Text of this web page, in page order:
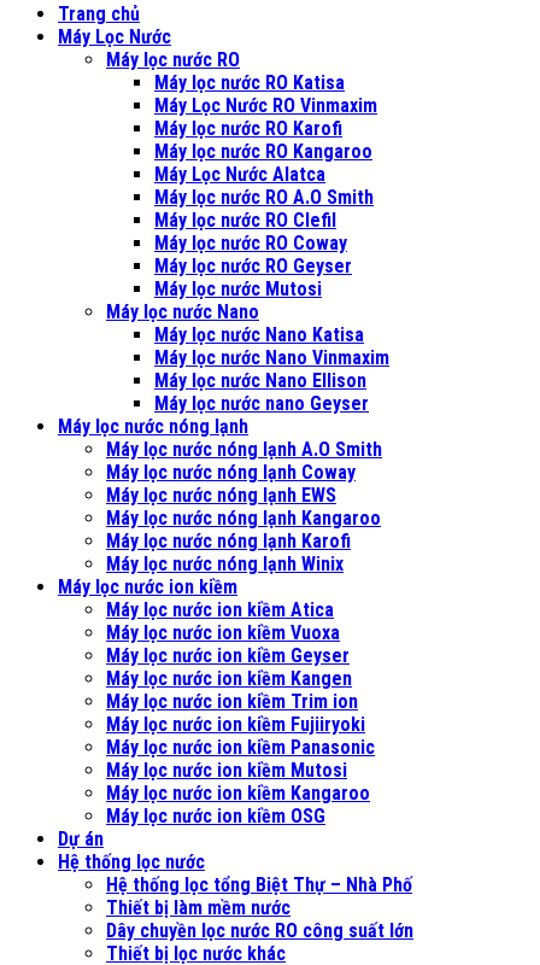
Trang chủ
Máy Lọc Nước
Máy lọc nước RO
Máy lọc nước RO Katisa
Máy Lọc Nước RO Vinmaxim
Máy lọc nước RO Karofi
Máy lọc nước RO Kangaroo
Máy Lọc Nước Alatca
Máy lọc nước RO A.O Smith
Máy lọc nước RO Clefil
Máy lọc nước RO Coway
Máy lọc nước RO Geyser
Máy lọc nước Mutosi
Máy lọc nước Nano
Máy lọc nước Nano Katisa
Máy lọc nước Nano Vinmaxim
Máy lọc nước Nano Ellison
Máy lọc nước nano Geyser
Máy lọc nước nóng lạnh
Máy lọc nước nóng lạnh A.O Smith
Máy lọc nước nóng lạnh Coway
Máy lọc nước nóng lạnh EWS
Máy lọc nước nóng lạnh Kangaroo
Máy lọc nước nóng lạnh Karofi
Máy lọc nước nóng lạnh Winix
Máy lọc nước ion kiềm
Máy lọc nước ion kiềm Atica
Máy lọc nước ion kiềm Vuoxa
Máy lọc nước ion kiềm Geyser
Máy lọc nước ion kiềm Kangen
Máy lọc nước ion kiềm Trim ion
Máy lọc nước ion kiềm Fujiiryoki
Máy lọc nước ion kiềm Panasonic
Máy lọc nước ion kiềm Mutosi
Máy lọc nước ion kiềm Kangaroo
Máy lọc nước ion kiềm OSG
Dự án
Hệ thống lọc nước
Hệ thống lọc tổng Biệt Thự – Nhà Phố
Thiết bị làm mềm nước
Dây chuyền lọc nước RO công suất lớn
Thiết bị lọc nước khác